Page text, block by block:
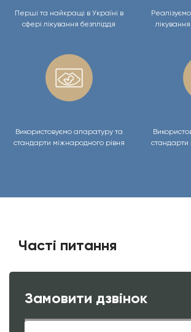
Перші та найкращі в Україні в
сфері лікування безпліддя
Використовуємо апаратуру та
стандарти міжнародного рівня
стандарти
Часті питання
Замовити дзвінок